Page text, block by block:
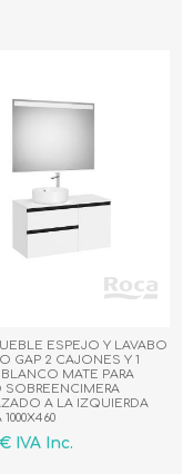
ESPEJO Y LAVABO
GAP 2 CAJONES Y 1
BLANCO MATE PARA
SOBREENCIMERA
A LA IZQUIERDA
IVA Inc.